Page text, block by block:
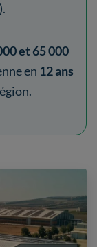
).
et 65 000
en 12 ans